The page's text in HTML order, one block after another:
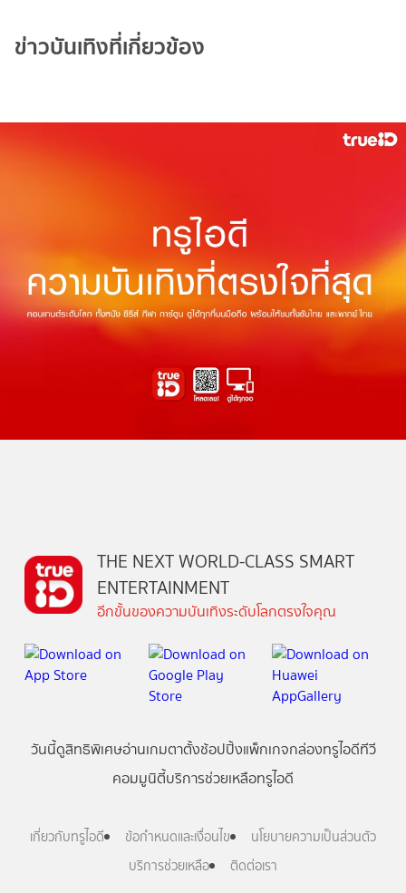
ข่าวบันเทิงที่เกี่ยวข้อง
THE NEXT WORLD-CLASS SMART
ENTERTAINMENT
อีกขั้นของความบันเทิงระดับโลกตรงใจคุณ
วันนี้ดูสิทธิพิเศษอ่านเกมตาตั้งช้อปปิ้งแพ็กเกจกล่องทรูไอดีทีวี
คอมมูนิตี้บริการช่วยเหลือทรูไอดี
เกี่ยวกับทรูไอดี ข้อกำหนดและเงื่อนไข
นโยบายความเป็นส่วนตัว
บริการช่วยเหลือ
ติดต่อเรา